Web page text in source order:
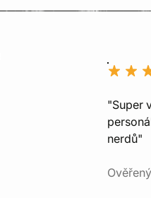
"Super
nerdů"